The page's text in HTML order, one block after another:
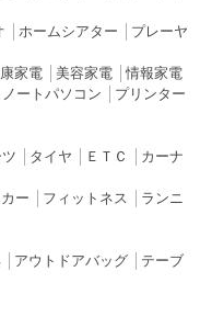
ホームシアター
プレーヤ
家電│ 美容家電│情報家電
ノートパソコン
プリンター
タイヤ ＥＴＣ
カーナ
ー フィットネス
ランニ
│ アウトドアバッグ│ テーブ